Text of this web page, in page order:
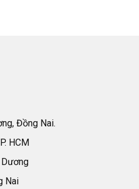
Đồng Nai.
HCM
Nai